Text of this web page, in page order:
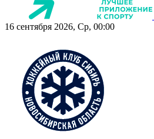
16 сентября 2026, Ср, 00:00